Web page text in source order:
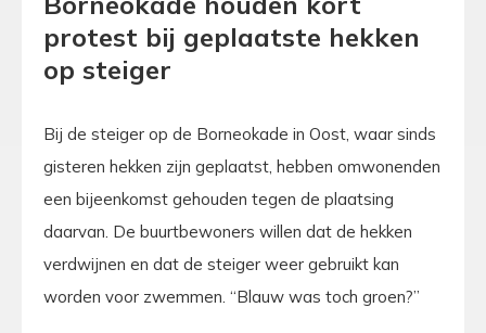
protest bij geplaatste hekken
op steiger
Bij de steiger op de Borneokade in Oost, waar sinds
gisteren hekken zijn geplaatst, hebben omwonenden
een bijeenkomst gehouden tegen de plaatsing
daarvan. De buurtbewoners willen dat de hekken
verdwijnen en dat de steiger weer gebruikt kan
worden voor zwemmen. “Blauw was toch groen?”